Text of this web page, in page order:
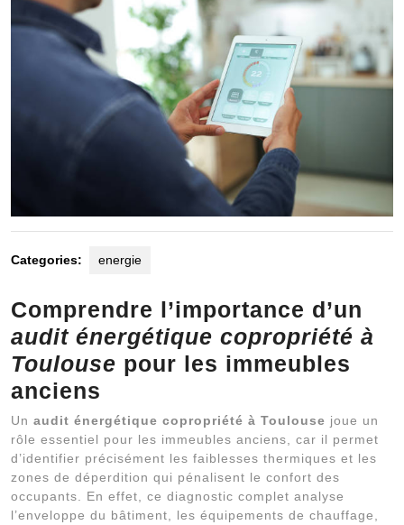
Categories: energie
Comprendre l’importance d’un
audit énergétique copropriété à
Toulouse pour les immeubles
anciens
Un audit énergétique copropriété à Toulouse joue un
rôle essentiel pour les immeubles anciens, car il permet
d’identifier précisément les faiblesses thermiques et les
zones de déperdition qui pénalisent le confort des
occupants. En effet, ce diagnostic complet analyse
l’enveloppe du bâtiment, les équipements de chauffage,